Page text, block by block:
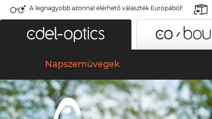
A legnagyobb azonnal elérhető választék Európából!
Napszemüvegek